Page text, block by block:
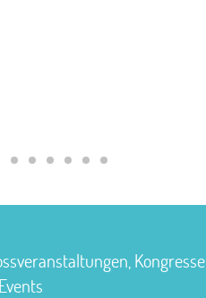
Kongresse